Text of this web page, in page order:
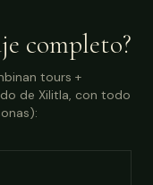
completo?
tours +
de Xilitla, con todo